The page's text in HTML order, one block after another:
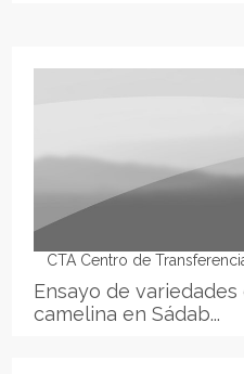
CTA Centro de
Ensayo de
camelina en Sádab...